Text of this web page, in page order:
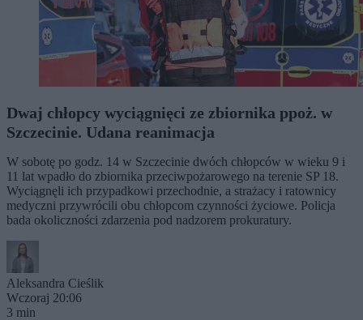
Dwaj chłopcy wyciągnięci ze zbiornika ppoż. w
Szczecinie. Udana reanimacja
W sobotę po godz. 14 w Szczecinie dwóch chłopców w wieku 9 i
11 lat wpadło do zbiornika przeciwpożarowego na terenie SP 18.
Wyciągnęli ich przypadkowi przechodnie, a strażacy i ratownicy
medyczni przywrócili obu chłopcom czynności życiowe. Policja
bada okoliczności zdarzenia pod nadzorem prokuratury.
Aleksandra Cieślik
Wczoraj 20:06
3 min